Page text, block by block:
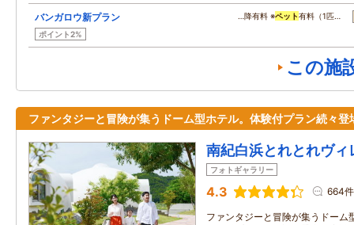
バンガロウ新プラン
ポイント2%
…降有料 ※ペット有料（1匹…
この施
ファンタジーと冒険が集うドーム型ホテル。体験付プラン続々登
南紀白浜とれとれヴィ
フォトギャラリー
4.3 664件
ファンタジーと冒険が集うドーム